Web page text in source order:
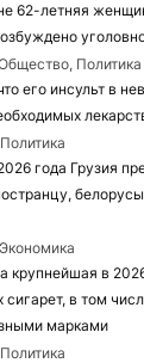
62-летняя
Политика
его инсульт в
Политика
года Грузия
Экономика
крупнейшая в
в том
марками
Политика